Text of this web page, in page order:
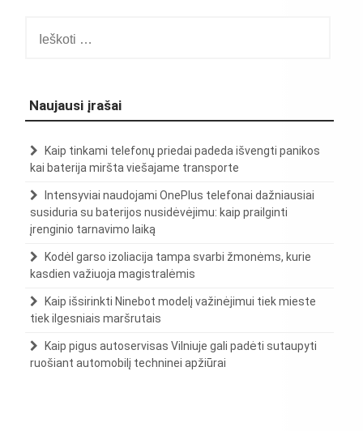
Naujausi įrašai
Kaip tinkami telefonų priedai padeda išvengti panikos
kai baterija miršta viešajame transporte
Intensyviai naudojami OnePlus telefonai dažniausiai
susiduria su baterijos nusidėvėjimu: kaip prailginti
įrenginio tarnavimo laiką
Kodėl garso izoliacija tampa svarbi žmonėms, kurie
kasdien važiuoja magistralėmis
Kaip išsirinkti Ninebot modelį važinėjimui tiek mieste
tiek ilgesniais maršrutais
Kaip pigus autoservisas Vilniuje gali padėti sutaupyti
ruošiant automobilį techninei apžiūrai